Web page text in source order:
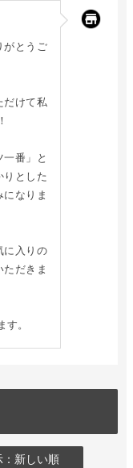
がとうご
だけて私
一番」と
りとした
なりま
に入りの
だきま
。
：新しい順